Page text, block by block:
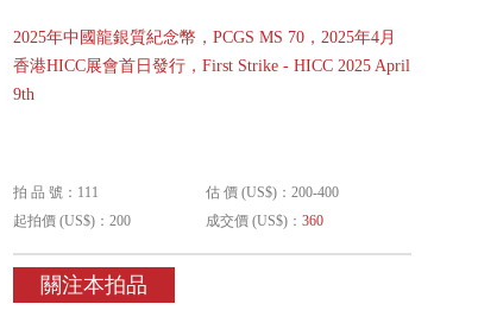
2025年中國龍銀質紀念幣，PCGS MS 70，2025年4月
香港HICC展會首日發行，First Strike - HICC 2025 April
9th
拍 品 號：111
估 價 (US$)：200-400
起拍價 (US$)：200
成交價 (US$)： 360
關注本拍品